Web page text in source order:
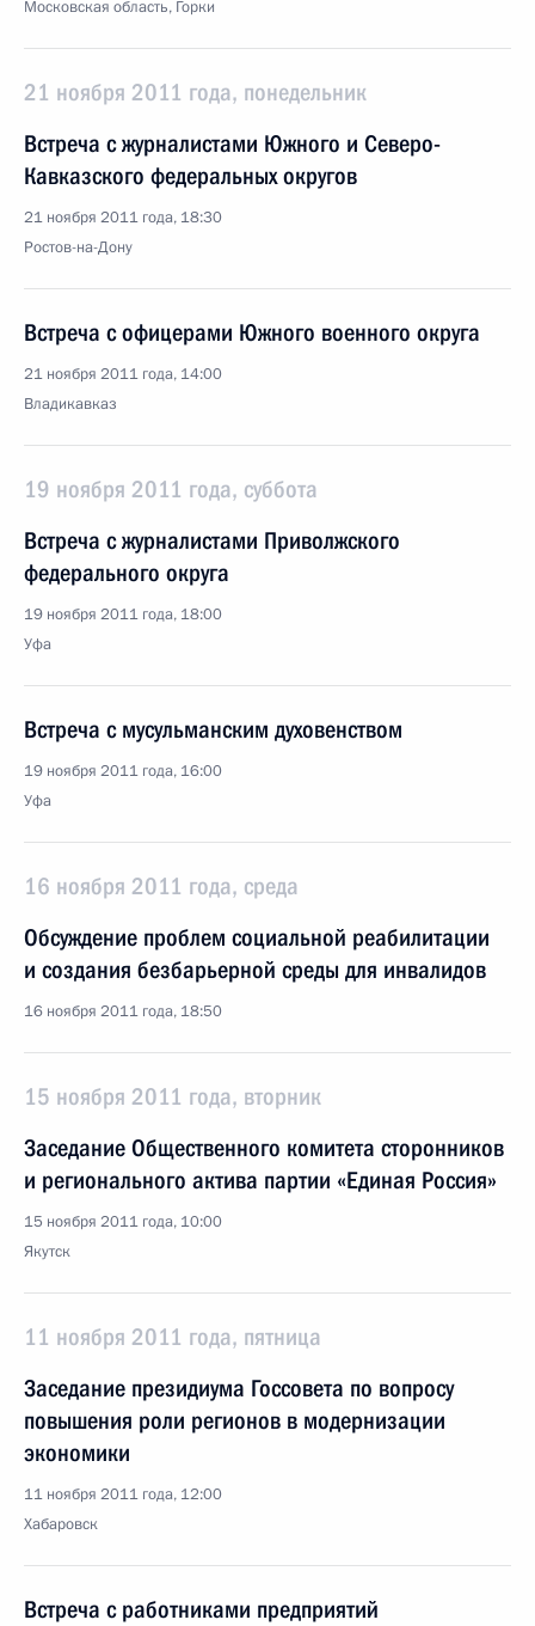
Московская область, Горки
21 ноября 2011 года, понедельник
Встреча с журналистами Южного и Северо-
Кавказского федеральных округов
21 ноября 2011 года, 18:30
Ростов-на-Дону
Встреча с офицерами Южного военного округа
21 ноября 2011 года, 14:00
Владикавказ
19 ноября 2011 года, суббота
Встреча с журналистами Приволжского
федерального округа
19 ноября 2011 года, 18:00
Уфа
Встреча с мусульманским духовенством
19 ноября 2011 года, 16:00
Уфа
16 ноября 2011 года, среда
Обсуждение проблем социальной реабилитации
и создания безбарьерной среды для инвалидов
16 ноября 2011 года, 18:50
15 ноября 2011 года, вторник
Заседание Общественного комитета сторонников
и регионального актива партии «Единая Россия»
15 ноября 2011 года, 10:00
Якутск
11 ноября 2011 года, пятница
Заседание президиума Госсовета по вопросу
повышения роли регионов в модернизации
экономики
11 ноября 2011 года, 12:00
Хабаровск
Встреча с работниками предприятий